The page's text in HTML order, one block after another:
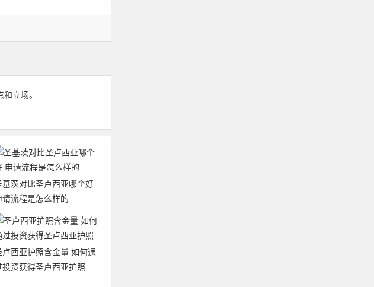
立场。
基茨对比圣卢西亚哪个好
请流程是怎么样的
卢西亚护照含金量 如何通
投资获得圣卢西亚护照